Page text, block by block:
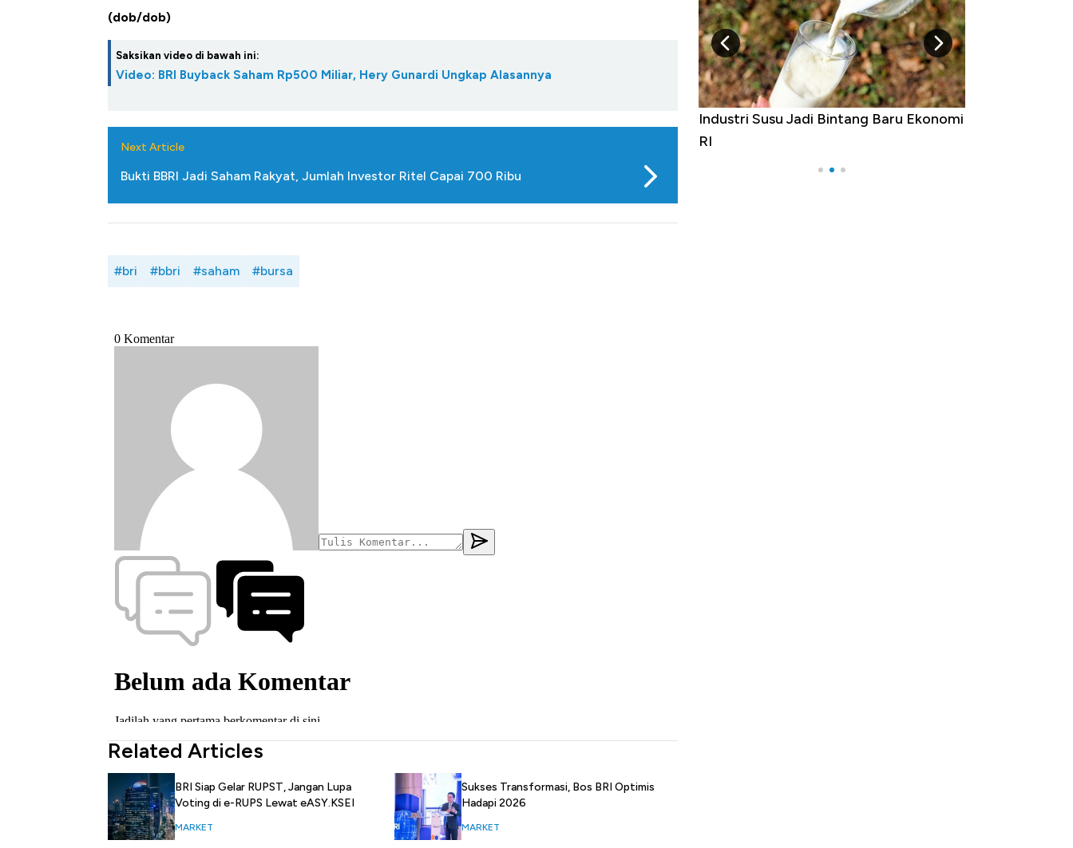
(dob/dob)
Saksikan video di bawah ini:
Video: BRI Buyback Saham Rp500 Miliar, Hery Gunardi Ungkap Alasannya
Next Article
Bukti BBRI Jadi Saham Rakyat, Jumlah Investor Ritel Capai 700 Ribu
#bri #bbri #saham #bursa
Related Articles
BRI Siap Gelar RUPST, Jangan Lupa
Voting di e-RUPS Lewat eASY.KSEI
MARKET
Sukses Transformasi, Bos BRI Optimis
Hadapi 2026
MARKET
Industri Susu Jadi Bintang Baru Ekonomi
RI
5 Raja Ekonomi